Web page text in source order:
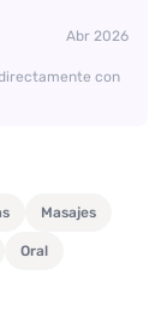
que desees
y te atreves a
de quienes
Abr 2026
con
Masajes
Oral